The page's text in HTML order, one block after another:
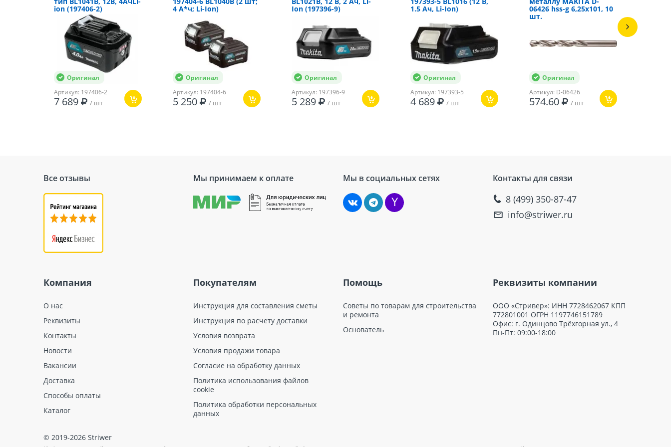
Max крутящий момент
ion (197406-2)
Оригинал
Артикул: 197406-2
7 689 / шт
4 А*ч; Li-Ion)
Оригинал
Артикул: 197404-6
5 250 / шт
Ion (197396-9)
Оригинал
Артикул: 197396-9
5 289 / шт
1.5 Ач, Li-Ion)
Оригинал
Артикул: 197393-5
4 689 / шт
06426 hss-g 6,25х101, 10
шт.
Оригинал
Артикул: D-06426
574.60 / шт
Все отзывы Мы принимаем к оплате Мы в социальных сетях Контакты для связи
8 (499) 350-87-47
info@striwer.ru
Компания
О нас
Реквизиты
Контакты
Новости
Вакансии
Доставка
Способы оплаты
Каталог
Покупателям
Инструкция для составления сметы
Инструкция по расчету доставки
Условия возврата
Условия продажи товара
Согласие на обработку данных
Политика использования файлов
cookie
Политика обработки персональных
данных
Помощь
Советы по товарам для строительства
и ремонта
Основатель
Реквизиты компании
ООО «Стривер»: ИНН 7728462067 КПП
772801001 ОГРН 1197746151789
Офис: г. Одинцово Трёхгорная ул., 4
Пн-Пт: 09:00-18:00
© 2019-2026 Striwer